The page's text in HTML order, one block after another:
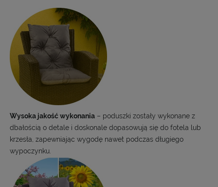
Wysoka jakość wykonania – poduszki zostały wykonane z
dbałością o detale i doskonale dopasowują się do fotela lub
krzesła, zapewniając wygodę nawet podczas długiego
wypoczynku.